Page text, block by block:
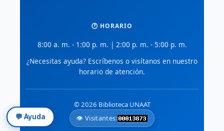
💬 Ayuda
🕐 HORARIO
8:00 a. m. - 1:00 p. m. | 2:00 p. m. - 5:00 p. m.
¿Necesitas ayuda? Escríbenos o visítanos en nuestro
horario de atención.
© 2026 Biblioteca UNAAT
👁️ Visitantes: